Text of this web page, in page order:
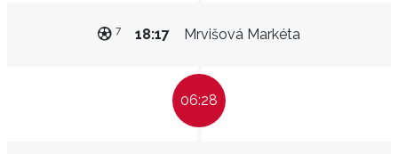
Mrvišová Markéta
18:17
7
06:28